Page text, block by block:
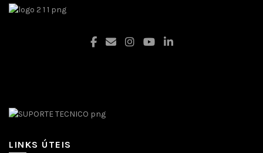
LINKS ÚTEIS